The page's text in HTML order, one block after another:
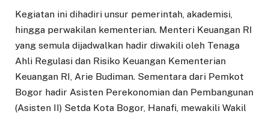
Kegiatan ini dihadiri unsur pemerintah, akademisi,
hingga perwakilan kementerian. Menteri Keuangan RI
yang semula dijadwalkan hadir diwakili oleh Tenaga
Ahli Regulasi dan Risiko Keuangan Kementerian
Keuangan RI, Arie Budiman. Sementara dari Pemkot
Bogor hadir Asisten Perekonomian dan Pembangunan
(Asisten II) Setda Kota Bogor, Hanafi, mewakili Wakil